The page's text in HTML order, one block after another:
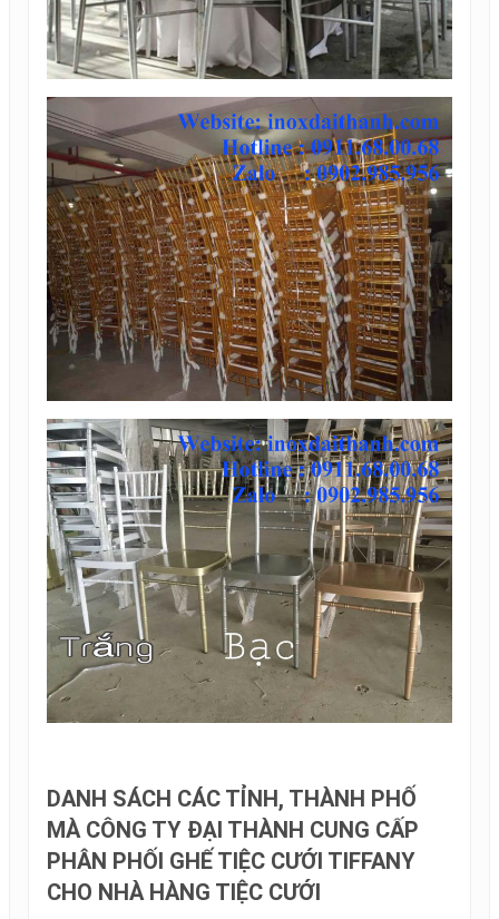
DANH SÁCH CÁC TỈNH, THÀNH PHỐ
MÀ CÔNG TY ĐẠI THÀNH CUNG CẤP
PHÂN PHỐI GHẾ TIỆC CƯỚI TIFFANY
CHO NHÀ HÀNG TIỆC CƯỚI